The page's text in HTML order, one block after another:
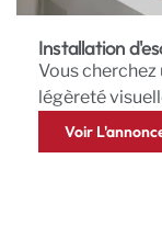
Installation
Vous cherchez
légèreté
Voir